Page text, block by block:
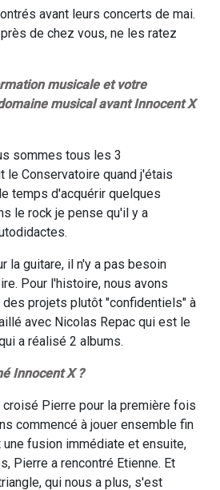
avant leurs concerts de mai.
de chez vous, ne les ratez
musicale et votre
musical avant Innocent X
sommes tous les 3
le Conservatoire quand j'étais
temps d'acquérir quelques
le rock je pense qu'il y a
la guitare, il n'y a pas besoin
Pour l'histoire, nous avons
projets plutôt "confidentiels" à
avec Nicolas Repac qui est le
a réalisé 2 albums.
Innocent X ?
Pierre pour la première fois
commencé à jouer ensemble fin
fusion immédiate et ensuite,
Pierre a rencontré Etienne. Et
qui nous a plus, s'est